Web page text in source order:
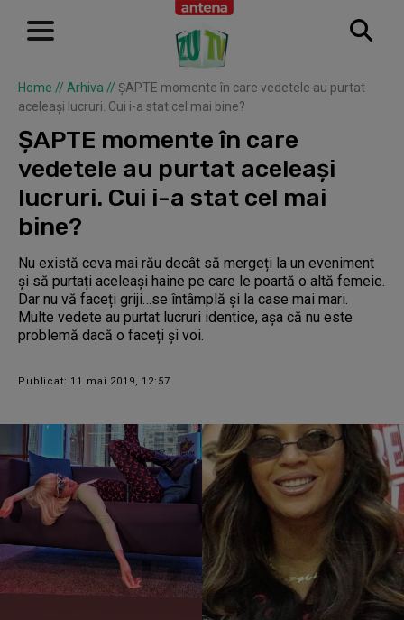
Home // Arhiva // ȘAPTE momente în care vedetele au purtat
aceleași lucruri. Cui i-a stat cel mai bine?
ȘAPTE momente în care
vedetele au purtat aceleași
lucruri. Cui i-a stat cel mai
bine?
Nu există ceva mai rău decât să mergeți la un eveniment
și să purtați aceleași haine pe care le poartă o altă femeie.
Dar nu vă faceți griji…se întâmplă și la case mai mari.
Multe vedete au purtat lucruri identice, așa că nu este
problemă dacă o faceți și voi.
Publicat: 11 mai 2019, 12:57